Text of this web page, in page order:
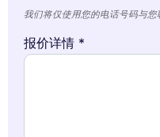
我们将仅使用您的电话号码与您
报价详情 *